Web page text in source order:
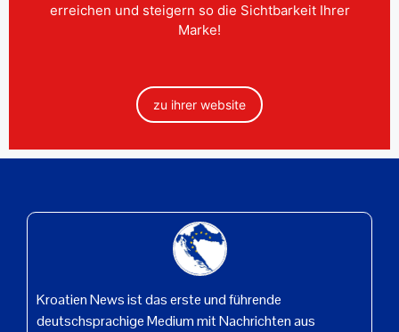
erreichen und steigern so die Sichtbarkeit Ihrer
Marke!
zu ihrer website
Kroatien News ist das erste und führende
deutschsprachige Medium mit Nachrichten aus